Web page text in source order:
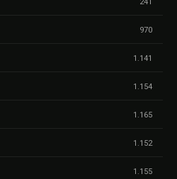
970
1.141
1.154
1.165
1.152
1.155